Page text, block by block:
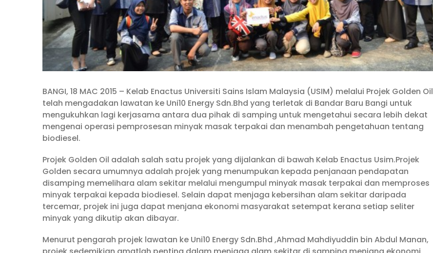
BANGI, 18 MAC 2015 – Kelab Enactus Universiti Sains Islam Malaysia (USIM) melalui Projek Golden Oil
telah mengadakan lawatan ke Uni10 Energy Sdn.Bhd yang terletak di Bandar Baru Bangi untuk
mengukuhkan lagi kerjasama antara dua pihak di samping untuk mengetahui secara lebih dekat
mengenai operasi pemprosesan minyak masak terpakai dan menambah pengetahuan tentang
biodiesel.
Projek Golden Oil adalah salah satu projek yang dijalankan di bawah Kelab Enactus Usim.Projek
Golden secara umumnya adalah projek yang menumpukan kepada penjanaan pendapatan
disamping memelihara alam sekitar melalui mengumpul minyak masak terpakai dan memproses
minyak terpakai kepada biodiesel. Selain dapat menjaga kebersihan alam sekitar daripada
tercemar, projek ini juga dapat menjana ekonomi masyarakat setempat kerana setiap seliter
minyak yang dikutip akan dibayar.
Menurut pengarah projek lawatan ke Uni10 Energy Sdn.Bhd ,Ahmad Mahdiyuddin bin Abdul Manan,